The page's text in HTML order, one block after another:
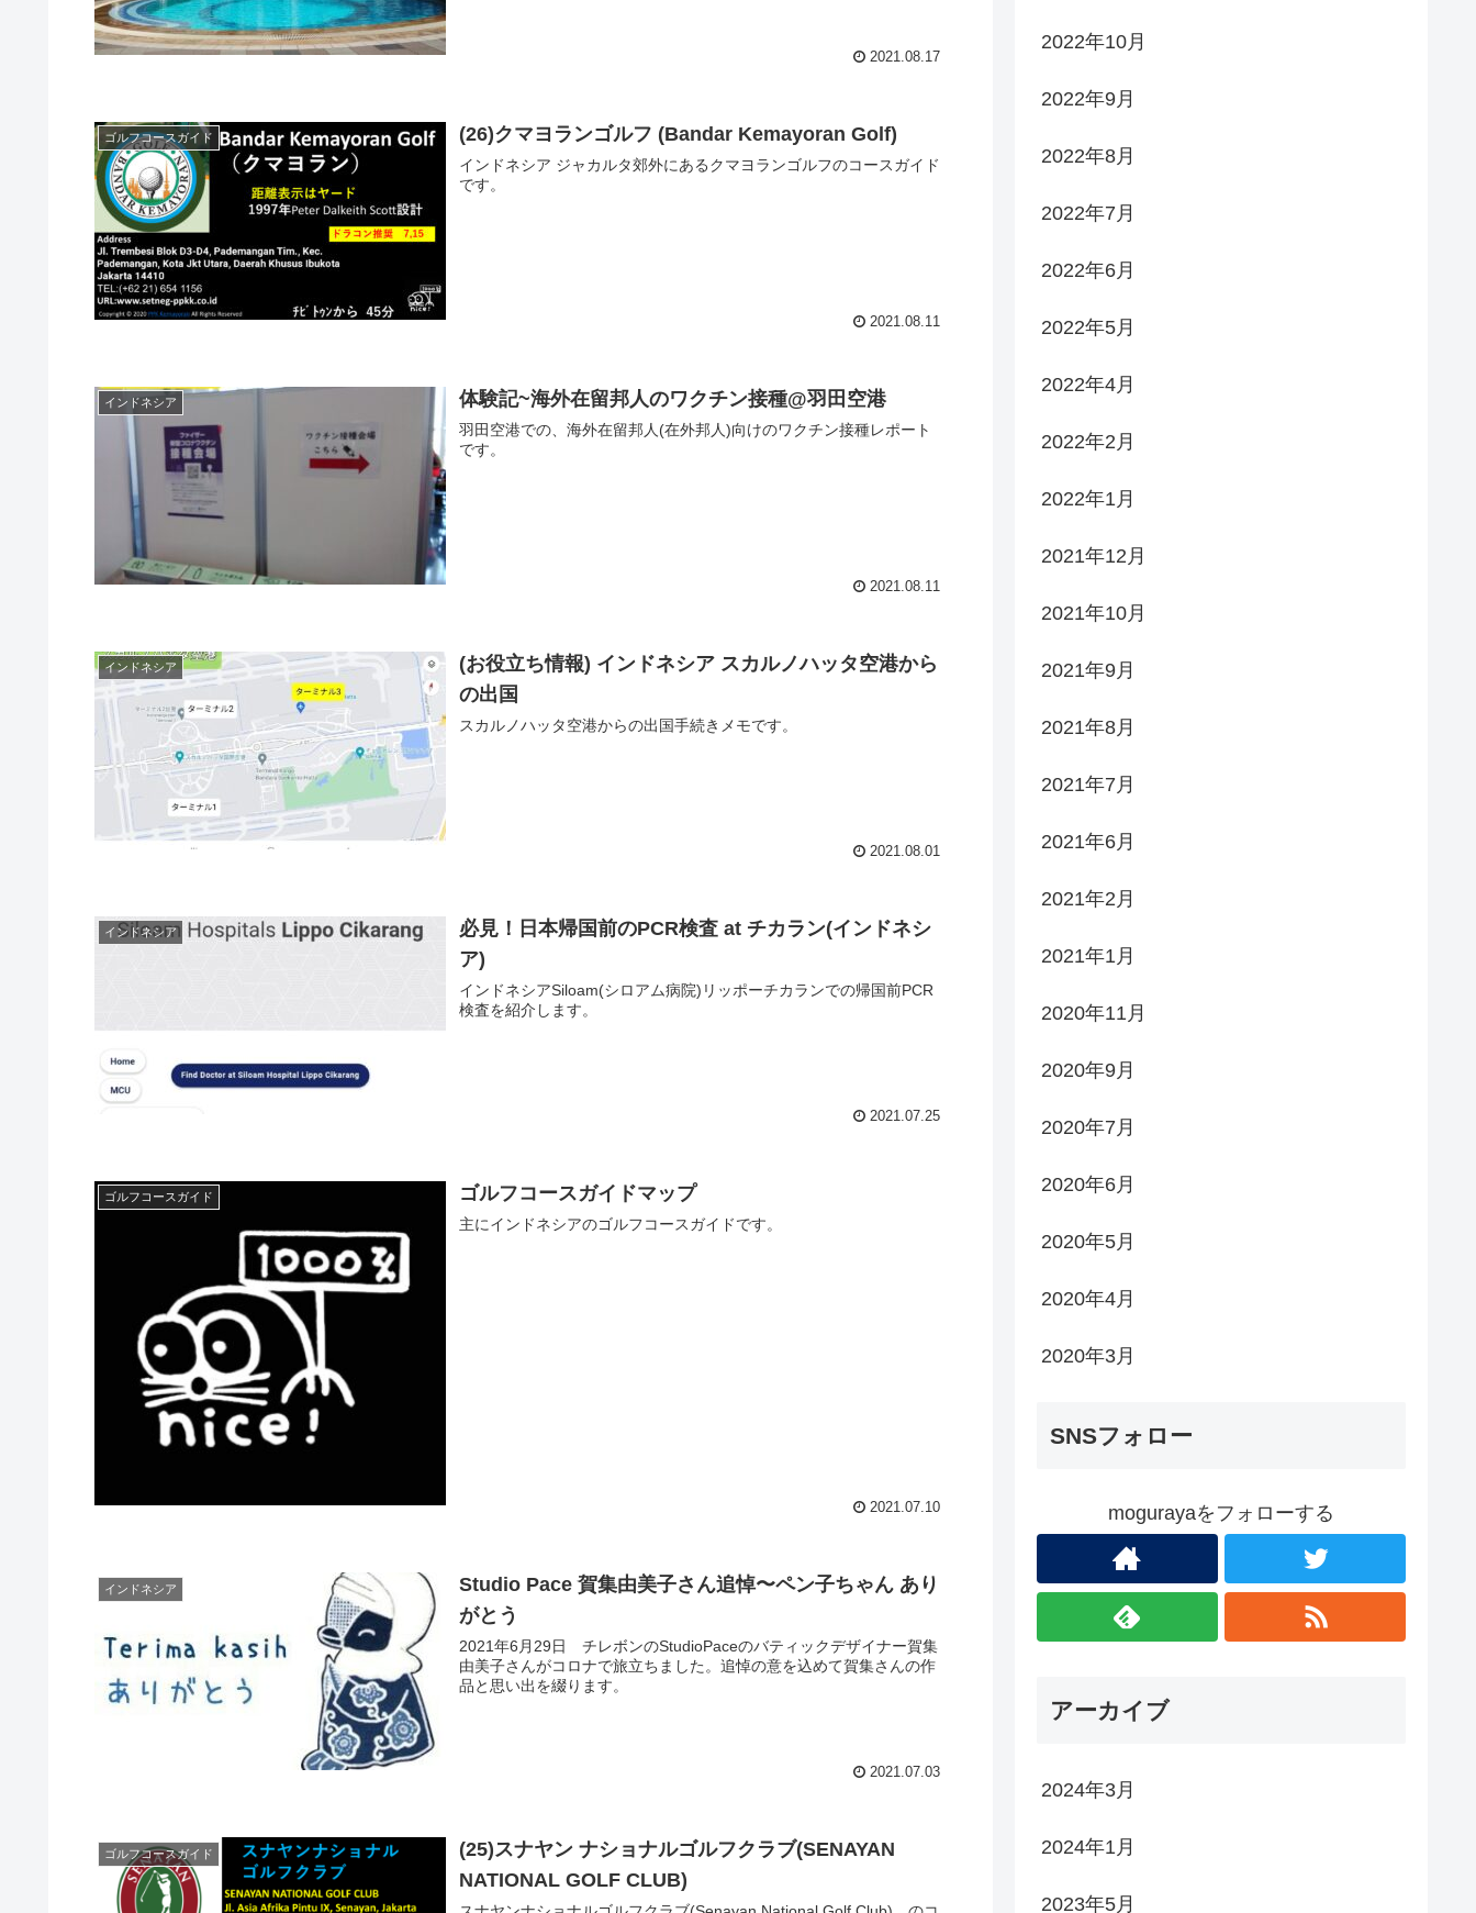
2021.08.17
ゴルフコースガイド (26)クマヨランゴルフ (Bandar Kemayoran Golf)
インドネシア ジャカルタ郊外にあるクマヨランゴルフのコースガイド
です。
2021.08.11
インドネシア 体験記~海外在留邦人のワクチン接種@羽田空港
羽田空港での、海外在留邦人(在外邦人)向けのワクチン接種レポート
です。
2021.08.11
インドネシア
(お役立ち情報) インドネシア スカルノハッタ空港から
の出国
スカルノハッタ空港からの出国手続きメモです。
2021.08.01
インドネシア
必見！日本帰国前のPCR検査 at チカラン(インドネシ
ア)
インドネシアSiloam(シロアム病院)リッポーチカランでの帰国前PCR
検査を紹介します。
2021.07.25
ゴルフコースガイド ゴルフコースガイドマップ
主にインドネシアのゴルフコースガイドです。
2021.07.10
インドネシア
Studio Pace 賀集由美子さん追悼〜ペン子ちゃん あり
がとう
2021年6月29日 チレボンのStudioPaceのバティックデザイナー賀集
由美子さんがコロナで旅立ちました。追悼の意を込めて賀集さんの作
品と思い出を綴ります。
2021.07.03
ゴルフコースガイド
(25)スナヤン ナショナルゴルフクラブ(SENAYAN
NATIONAL GOLF CLUB)
2022年10月
2022年9月
2022年8月
2022年7月
2022年6月
2022年5月
2022年4月
2022年2月
2022年1月
2021年12月
2021年10月
2021年9月
2021年8月
2021年7月
2021年6月
2021年2月
2021年1月
2020年11月
2020年9月
2020年7月
2020年6月
2020年5月
2020年4月
2020年3月
SNSフォロー
mogurayaをフォローする
アーカイブ
2024年3月
2024年1月
2023年5月